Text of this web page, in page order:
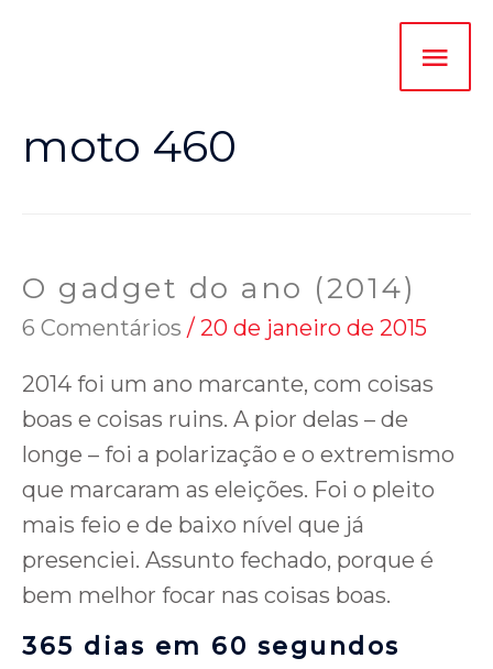
moto 460
O gadget do ano (2014)
6 Comentários / 20 de janeiro de 2015
2014 foi um ano marcante, com coisas
boas e coisas ruins. A pior delas – de
longe – foi a polarização e o extremismo
que marcaram as eleições. Foi o pleito
mais feio e de baixo nível que já
presenciei. Assunto fechado, porque é
bem melhor focar nas coisas boas.
365 dias em 60 segundos